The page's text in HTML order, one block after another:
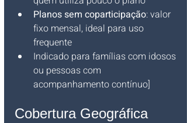
Planos sem coparticipação: valor
fixo mensal, ideal para uso
frequente
Indicado para famílias com idosos
ou pessoas com
acompanhamento contínuo]
Cobertura Geográfica